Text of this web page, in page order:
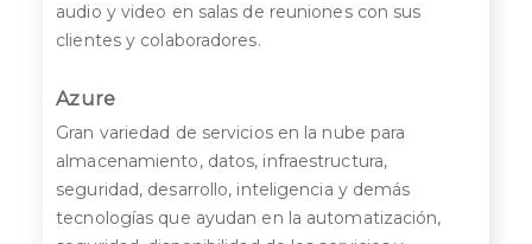
audio y video en salas de reuniones con sus
clientes y colaboradores.
Azure
Gran variedad de servicios en la nube para
almacenamiento, datos, infraestructura,
seguridad, desarrollo, inteligencia y demás
tecnologías que ayudan en la automatización,